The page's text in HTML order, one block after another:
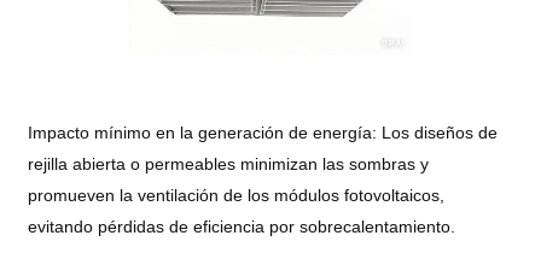
Impacto mínimo en la generación de energía: Los diseños de
rejilla abierta o permeables minimizan las sombras y
promueven la ventilación de los módulos fotovoltaicos,
evitando pérdidas de eficiencia por sobrecalentamiento.